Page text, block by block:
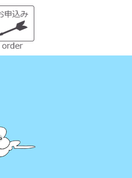
・年に
）」と
産土神